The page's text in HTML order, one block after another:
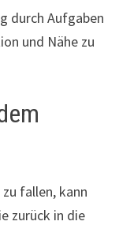
durch Aufgaben
und Nähe zu
fallen, kann
zurück in die